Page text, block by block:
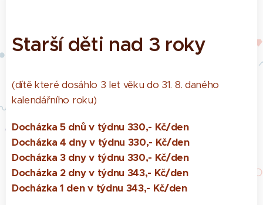
Starší děti nad 3 roky
(dítě které dosáhlo 3 let věku do 31. 8. daného
kalendářního roku)
Docházka 5 dnů v týdnu 330,- Kč/den
Docházka 4 dny v týdnu 330,- Kč/den
Docházka 3 dny v týdnu 330,- Kč/den
Docházka 2 dny v týdnu 343,- Kč/den
Docházka 1 den v týdnu 343,- Kč/den